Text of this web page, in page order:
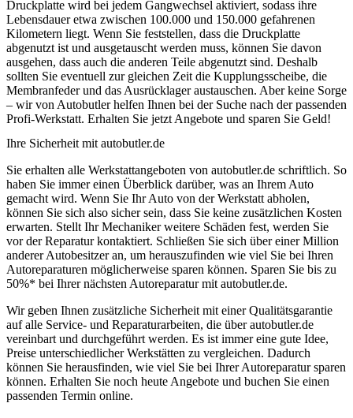
Druckplatte wird bei jedem Gangwechsel aktiviert, sodass ihre
Lebensdauer etwa zwischen 100.000 und 150.000 gefahrenen
Kilometern liegt. Wenn Sie feststellen, dass die Druckplatte
abgenutzt ist und ausgetauscht werden muss, können Sie davon
ausgehen, dass auch die anderen Teile abgenutzt sind. Deshalb
sollten Sie eventuell zur gleichen Zeit die Kupplungsscheibe, die
Membranfeder und das Ausrücklager austauschen. Aber keine Sorge
– wir von Autobutler helfen Ihnen bei der Suche nach der passenden
Profi-Werkstatt. Erhalten Sie jetzt Angebote und sparen Sie Geld!
Ihre Sicherheit mit autobutler.de
Sie erhalten alle Werkstattangeboten von autobutler.de schriftlich. So
haben Sie immer einen Überblick darüber, was an Ihrem Auto
gemacht wird. Wenn Sie Ihr Auto von der Werkstatt abholen,
können Sie sich also sicher sein, dass Sie keine zusätzlichen Kosten
erwarten. Stellt Ihr Mechaniker weitere Schäden fest, werden Sie
vor der Reparatur kontaktiert. Schließen Sie sich über einer Million
anderer Autobesitzer an, um herauszufinden wie viel Sie bei Ihren
Autoreparaturen möglicherweise sparen können. Sparen Sie bis zu
50%* bei Ihrer nächsten Autoreparatur mit autobutler.de.
Wir geben Ihnen zusätzliche Sicherheit mit einer Qualitätsgarantie
auf alle Service- und Reparaturarbeiten, die über autobutler.de
vereinbart und durchgeführt werden. Es ist immer eine gute Idee,
Preise unterschiedlicher Werkstätten zu vergleichen. Dadurch
können Sie herausfinden, wie viel Sie bei Ihrer Autoreparatur sparen
können. Erhalten Sie noch heute Angebote und buchen Sie einen
passenden Termin online.